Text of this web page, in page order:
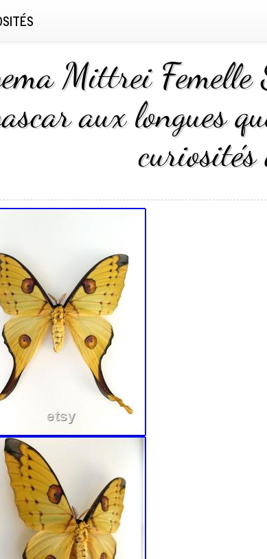
Mittrei Femelle
aux longues
curiosités